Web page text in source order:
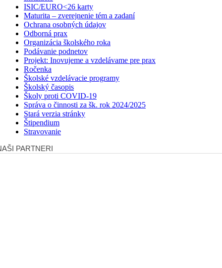
ISIC/EURO<26 karty
Maturita – zverejnenie tém a zadaní
Ochrana osobných údajov
Odborná prax
Organizácia školského roka
Podávanie podnetov
Projekt: Inovujeme a vzdelávame pre prax
Ročenka
Školské vzdelávacie programy
Školský časopis
Školy proti COVID-19
Správa o činnosti za šk. rok 2024/2025
Stará verzia stránky
Štipendium
Stravovanie